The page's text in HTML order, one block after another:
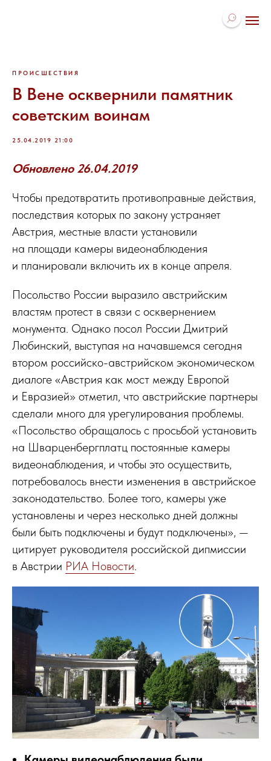
ПРОИСШЕСТВИЯ
В Вене осквернили памятник
советским воинам
25.04.2019 21:00
Обновлено 26.04.2019
Чтобы предотвратить противоправные действия,
последствия которых по закону устраняет
Австрия, местные власти установили
на площади камеры видеонаблюдения
и планировали включить их в конце апреля.
Посольство России выразило австрийским
властям протест в связи с осквернением
монумента. Однако посол России Дмитрий
Любинский, выступая на начавшемся сегодня
втором российско-австрийском экономическом
диалоге «Австрия как мост между Европой
и Евразией» отметил, что австрийские партнеры
сделали много для урегулирования проблемы.
«Посольство обращалось с просьбой установить
на Шварценбергплатц постоянные камеры
видеонаблюдения, и чтобы это осуществить,
потребовалось внести изменения в австрийское
законодательство. Более того, камеры уже
установлены и через несколько дней должны
были быть подключены и будут подключены», —
цитирует руководителя российской дипмиссии
в Австрии РИА Новости.